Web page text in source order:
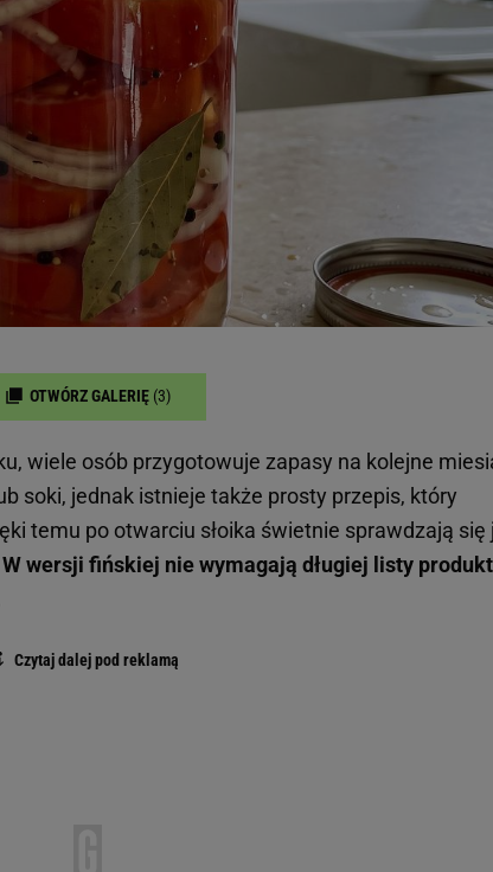
OTWÓRZ GALERIĘ (3)
wiele osób przygotowuje zapasy na kolejne
soki, jednak istnieje także prosty przepis, który
temu po otwarciu słoika świetnie sprawdzają się
W wersji fińskiej nie wymagają długiej listy